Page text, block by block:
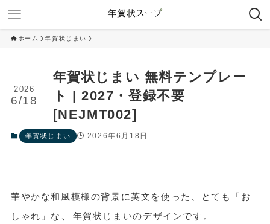
ホーム 年賀状じまい
年賀状じまい 無料テンプレー
ト | 2027・登録不要
[NEJMT002]
2026
6/18
年賀状じまい 2026年6月18日
華やかな和風模様の背景に英文を使った、とても「お
しゃれ」な 、 年賀状じまいのデザインです。